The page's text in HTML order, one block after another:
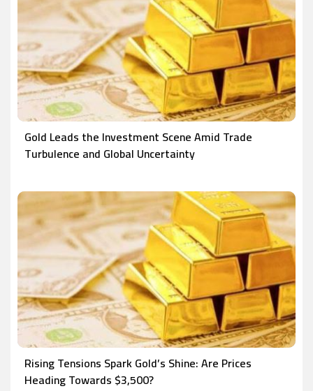
Gold Leads the Investment Scene Amid Trade
Turbulence and Global Uncertainty
Rising Tensions Spark Gold’s Shine: Are Prices
Heading Towards $3,500?